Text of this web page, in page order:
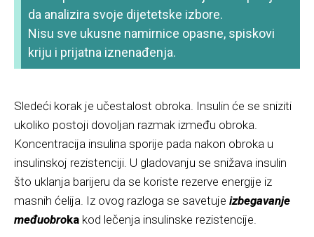
da analizira svoje dijetetske izbore.
Nisu sve ukusne namirnice opasne, spiskovi
kriju i prijatna iznenađenja.
Sledeći korak je učestalost obroka. Insulin će se sniziti
ukoliko postoji dovoljan razmak između obroka.
Koncentracija insulina sporije pada nakon obroka u
insulinskoj rezistenciji. U gladovanju se snižava insulin
što uklanja barijeru da se koriste rezerve energije iz
masnih ćelija. Iz ovog razloga se savetuje izbegavanje
međuobroka kod lečenja insulinske rezistencije.